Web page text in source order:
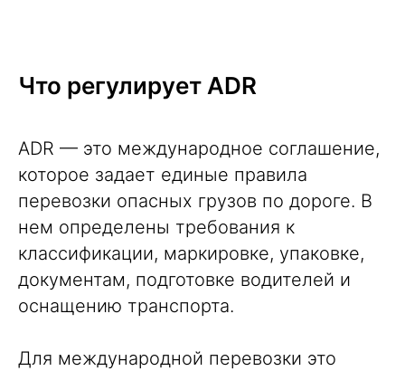
Что регулирует ADR
ADR — это международное соглашение,
которое задает единые правила
перевозки опасных грузов по дороге. В
нем определены требования к
классификации, маркировке, упаковке,
документам, подготовке водителей и
оснащению транспорта.
Для международной перевозки это